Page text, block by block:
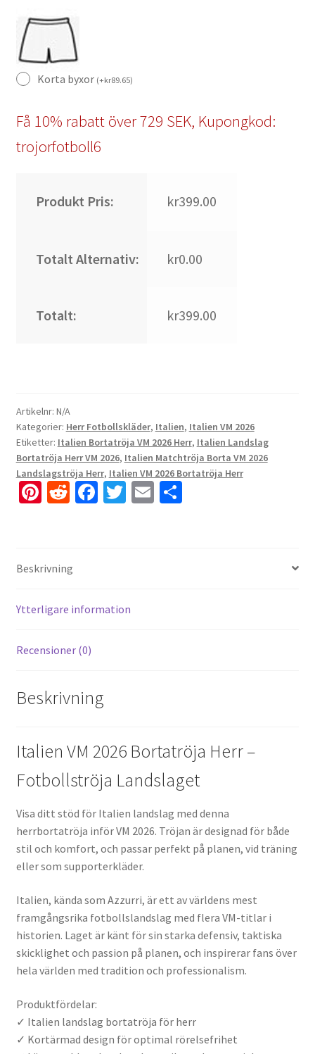
Korta byxor (+kr89.65)
Få 10% rabatt över 729 SEK, Kupongkod:
trojorfotboll6
Produkt Pris: kr399.00
Totalt Alternativ: kr0.00
Totalt: kr399.00
Artikelnr: N/A
Kategorier: Herr Fotbollskläder, Italien, Italien VM 2026
Etiketter: Italien Bortatröja VM 2026 Herr, Italien Landslag
Bortatröja Herr VM 2026, Italien Matchtröja Borta VM 2026
Landslagströja Herr, Italien VM 2026 Bortatröja Herr
Pi
es
R
di
t
Fa
k
T E D
Beskrivning
Ytterligare information
Recensioner (0)
Beskrivning
Italien VM 2026 Bortatröja Herr –
Fotbollströja Landslaget
Visa ditt stöd för Italien landslag med denna
herrbortatröja inför VM 2026. Tröjan är designad för både
stil och komfort, och passar perfekt på planen, vid träning
eller som supporterkläder.
Italien, kända som Azzurri, är ett av världens mest
framgångsrika fotbollslandslag med flera VM-titlar i
historien. Laget är känt för sin starka defensiv, taktiska
skicklighet och passion på planen, och inspirerar fans över
hela världen med tradition och professionalism.
Produktfördelar:
✓ Italien landslag bortatröja för herr
✓ Kortärmad design för optimal rörelsefrihet